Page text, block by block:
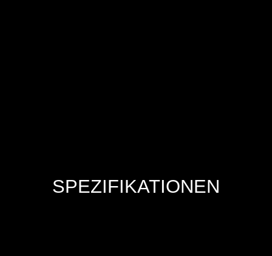
SPEZIFIKATIONEN